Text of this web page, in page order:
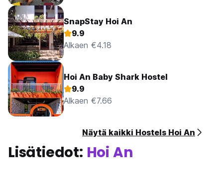
SnapStay Hoi An
9.9
Alkaen €4.18
Hoi An Baby Shark Hostel
9.9
Alkaen €7.66
Näytä kaikki Hostels Hoi An
Lisätiedot: Hoi An